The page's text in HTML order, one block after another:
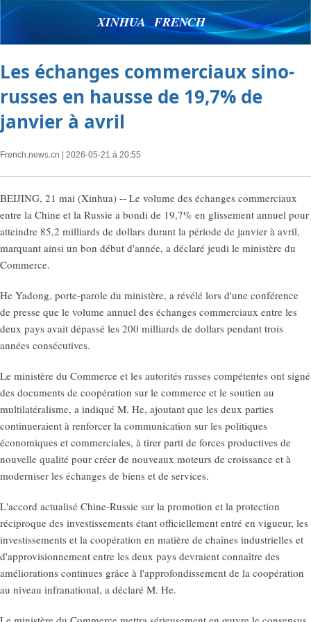
XINHUA FRENCH
Les échanges commerciaux sino-
russes en hausse de 19,7% de
janvier à avril
French.news.cn | 2026-05-21 à 20:55
BEIJING, 21 mai (Xinhua) -- Le volume des échanges commerciaux
entre la Chine et la Russie a bondi de 19,7% en glissement annuel pour
atteindre 85,2 milliards de dollars durant la période de janvier à avril,
marquant ainsi un bon début d'année, a déclaré jeudi le ministère du
Commerce.
He Yadong, porte-parole du ministère, a révélé lors d'une conférence
de presse que le volume annuel des échanges commerciaux entre les
deux pays avait dépassé les 200 milliards de dollars pendant trois
années consécutives.
Le ministère du Commerce et les autorités russes compétentes ont signé
des documents de coopération sur le commerce et le soutien au
multilatéralisme, a indiqué M. He, ajoutant que les deux parties
continueraient à renforcer la communication sur les politiques
économiques et commerciales, à tirer parti de forces productives de
nouvelle qualité pour créer de nouveaux moteurs de croissance et à
moderniser les échanges de biens et de services.
L'accord actualisé Chine-Russie sur la promotion et la protection
réciproque des investissements étant officiellement entré en vigueur, les
investissements et la coopération en matière de chaînes industrielles et
d'approvisionnement entre les deux pays devraient connaître des
améliorations continues grâce à l'approfondissement de la coopération
au niveau infranational, a déclaré M. He.